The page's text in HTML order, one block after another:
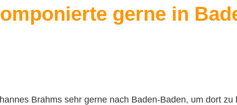
gerne in
Brahms sehr gerne nach Baden-Baden, um dort